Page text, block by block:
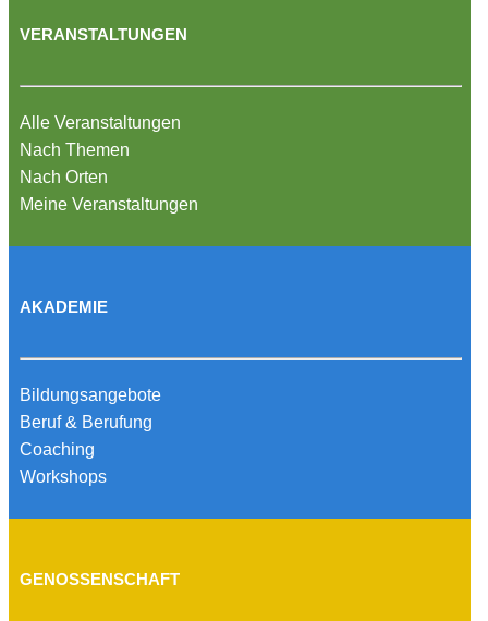
VERANSTALTUNGEN
Alle Veranstaltungen
Nach Themen
Nach Orten
Meine Veranstaltungen
AKADEMIE
Bildungsangebote
Beruf & Berufung
Coaching
Workshops
GENOSSENSCHAFT